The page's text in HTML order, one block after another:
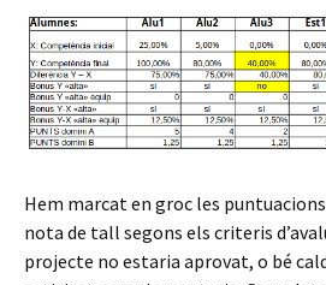
Hem marcat en groc les
nota de tall segons els criteris
projecte no estaria aprovat, o bé